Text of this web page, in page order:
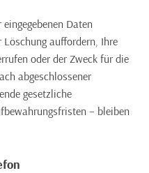
Daten
auffordern, Ihre
oder der Zweck für die
abgeschlossener
gesetzliche
– bleiben